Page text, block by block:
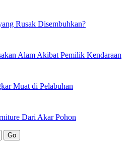
Rusak Disembuhkan?
Alam Akibat Pemilik Kendaraan
Muat di Pelabuhan
Dari Akar Pohon